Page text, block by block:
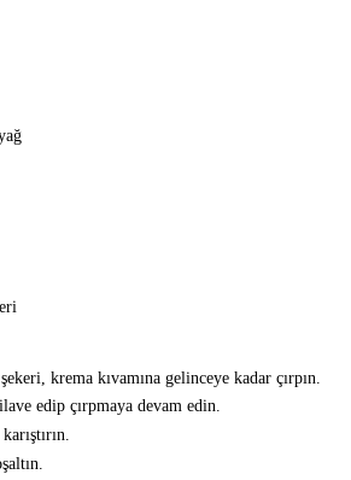
krema kıvamına gelinceye kadar çırpın.
edip çırpmaya devam edin.